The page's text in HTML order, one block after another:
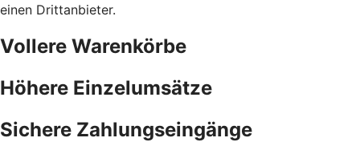
einen Drittanbieter.
Vollere Warenkörbe
Höhere Einzelumsätze
Sichere Zahlungseingänge